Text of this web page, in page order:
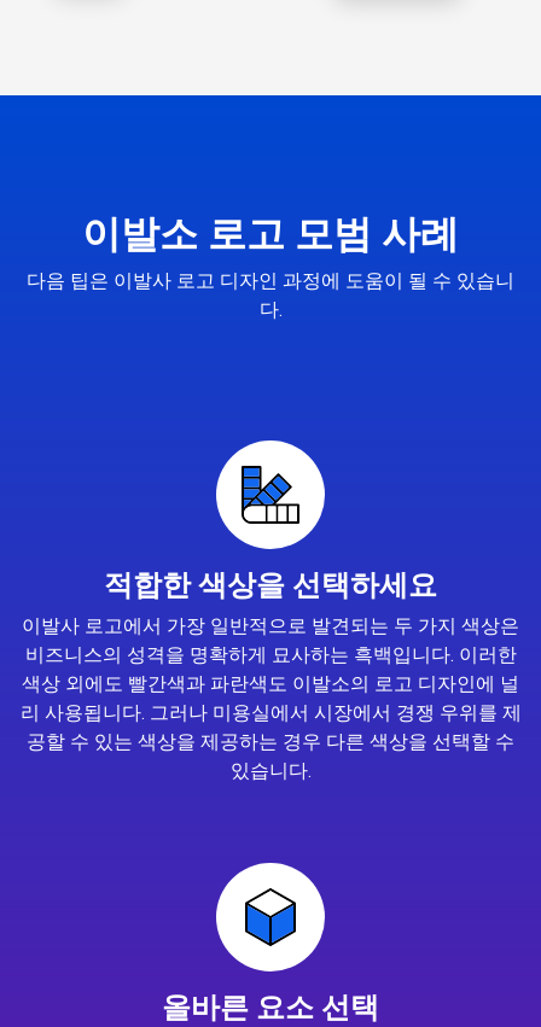
이발소 로고 모범 사례
다음 팁은 이발사 로고 디자인 과정에 도움이 될 수 있습니
다.
적합한 색상을 선택하세요
이발사 로고에서 가장 일반적으로 발견되는 두 가지 색상은
비즈니스의 성격을 명확하게 묘사하는 흑백입니다. 이러한
색상 외에도 빨간색과 파란색도 이발소의 로고 디자인에 널
리 사용됩니다. 그러나 미용실에서 시장에서 경쟁 우위를 제
공할 수 있는 색상을 제공하는 경우 다른 색상을 선택할 수
있습니다.
올바른 요소 선택